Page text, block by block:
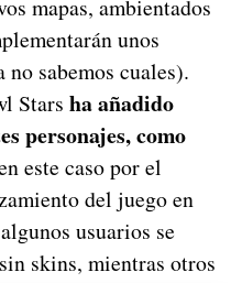
mapas, ambientados
unos
sabemos cuales).
Stars ha añadido
personajes, como
este caso por el
del juego en
usuarios se
skins, mientras otros